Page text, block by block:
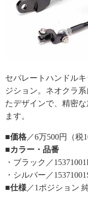
セパレートハンドル
ジション。ネオクラ
たデザインで、精密
ます。
■価格 ／6万500円（税
■カラー・品番
・ブラック／
・シルバー／
■仕様 ／1ポジション